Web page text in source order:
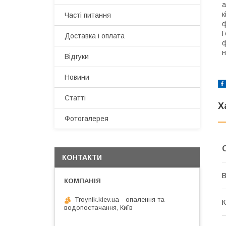
Часті питання
Доставка і оплата
Відгуки
Новини
Статті
Фотогалерея
КОНТАКТИ
Troynik.kiev.ua - опалення та
водопостачання, Київ